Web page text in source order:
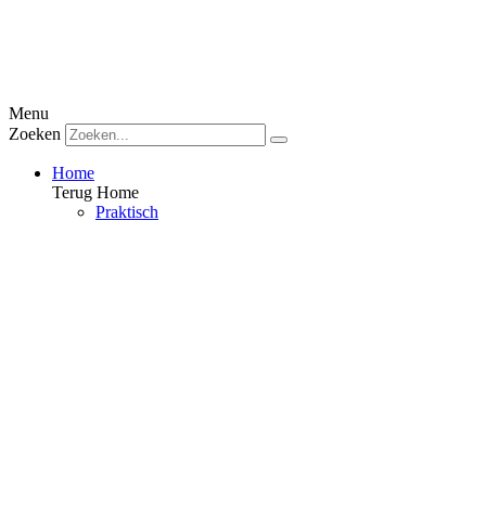
Menu
Zoeken
Home
Terug Home
Praktisch